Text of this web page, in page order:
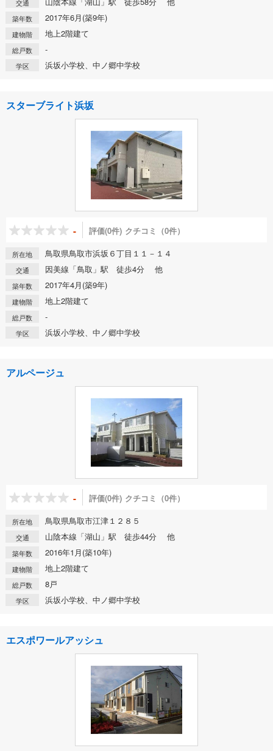
交通
築年数 2017年6月(築9年)
建物階 地上2階建て
総戸数 -
学区 浜坂小学校、中ノ郷中学校
スターブライト浜坂
- 評価(0件) クチコミ（0件）
所在地 鳥取県鳥取市浜坂６丁目１１－１４
交通 因美線「鳥取」駅 徒歩4分 他
築年数 2017年4月(築9年)
建物階 地上2階建て
総戸数 -
学区 浜坂小学校、中ノ郷中学校
アルページュ
- 評価(0件) クチコミ（0件）
所在地 鳥取県鳥取市江津１２８５
交通 山陰本線「湖山」駅 徒歩44分 他
築年数 2016年1月(築10年)
建物階 地上2階建て
総戸数 8戸
学区 浜坂小学校、中ノ郷中学校
エスポワールアッシュ